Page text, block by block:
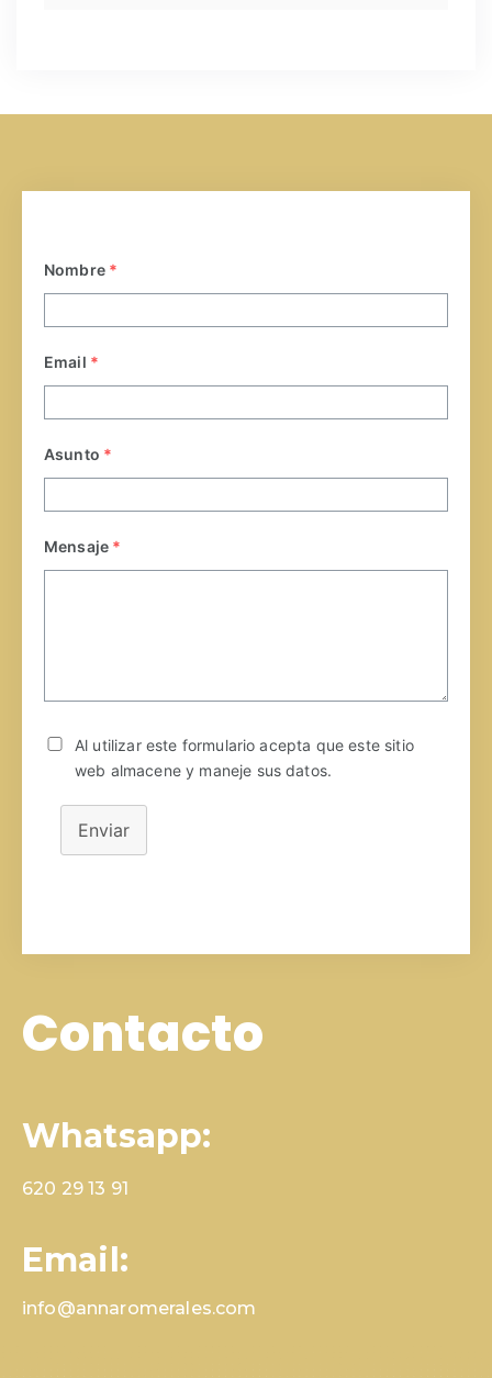
Nombre *
Email *
Asunto *
Mensaje *
Al utilizar este formulario acepta que este sitio
web almacene y maneje sus datos.
Enviar
Contacto
Whatsapp:
620 29 13 91
Email:
info@annaromerales.com